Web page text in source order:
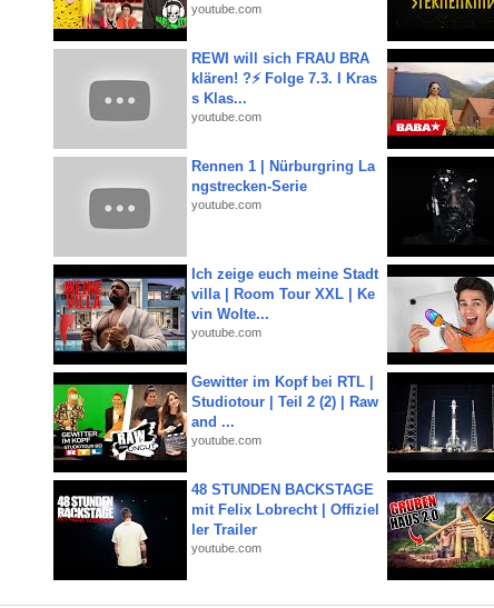
youtube.com
REWI will sich FRAU BRA
klären! ?⚡️ Folge 7.3. I Kras
s Klas...
youtube.com
Rennen 1 | Nürburgring La
ngstrecken-Serie
youtube.com
Ich zeige euch meine Stadt
villa | Room Tour XXL | Ke
vin Wolte...
youtube.com
Gewitter im Kopf bei RTL |
Studiotour | Teil 2 (2) | Raw
and ...
youtube.com
48 STUNDEN BACKSTAGE
mit Felix Lobrecht | Offiziel
ler Trailer
youtube.com